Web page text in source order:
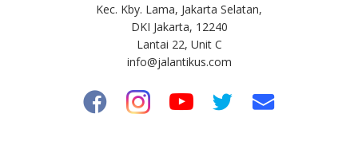
Kec. Kby. Lama, Jakarta Selatan,
DKI Jakarta, 12240
Lantai 22, Unit C
info@jalantikus.com